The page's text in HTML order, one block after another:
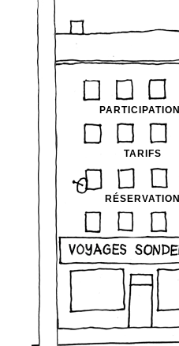
PARTICIPATION
TARIFS
RÉSERVATION